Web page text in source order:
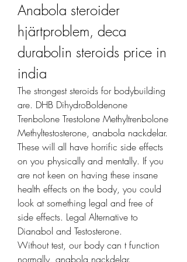
Anabola steroider
hjärtproblem, deca
durabolin steroids price in
india
The strongest steroids for bodybuilding
are. DHB DihydroBoldenone
Trenbolone Trestolone Methyltrenbolone
Methyltestosterone, anabola nackdelar.
These will all have horrific side effects
on you physically and mentally. If you
are not keen on having these insane
health effects on the body, you could
look at something legal and free of
side effects. Legal Alternative to
Dianabol and Testosterone.
Without test, our body can t function
normally, anabola nackdelar.